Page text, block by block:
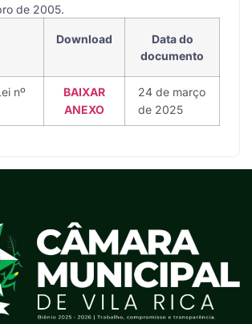
de 2005.
Download
Data do
documento
nº
BAIXAR
ANEXO
24 de março
de 2025